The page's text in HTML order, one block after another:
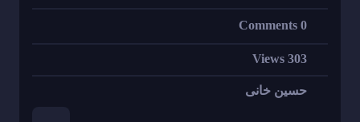
0 Comments
303 Views
حسین خانی